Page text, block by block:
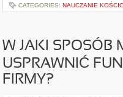
CATEGORIES: NAUCZANIE
W JAKI SPOSÓB
USPRAWNIĆ
FIRMY?